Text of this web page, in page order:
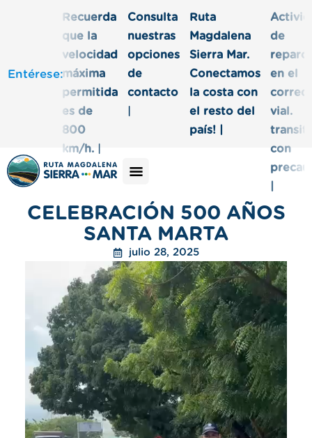
Recuerda
que la
velocidad
máxima
permitida
es de
800
km/h. |
Consulta
nuestras
opciones
de
contacto
|
Ruta
Magdalena
Sierra Mar.
Conectamos
la costa con
el resto del
país! |
de
en el
vial.
con
CELEBRACIÓN 500 AÑOS
SANTA MARTA
julio 28, 2025